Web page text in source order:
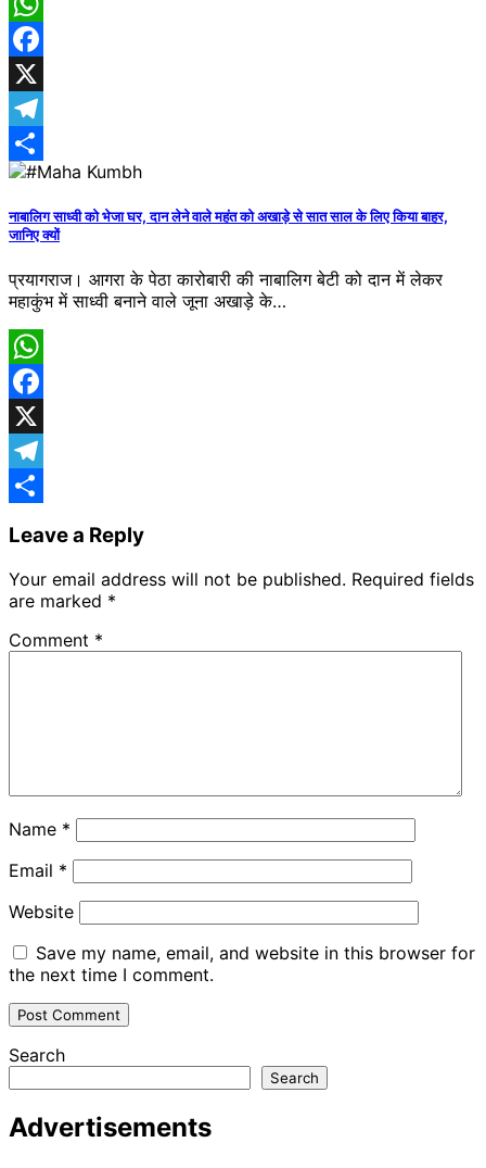
WhatsApp
Facebook
X
Telegram
Share
नाबालिग साध्वी को भेजा घर, दान लेने वाले महंत को अखाड़े से सात साल के लिए किया बाहर,
जानिए क्यों
प्रयागराज। आगरा के पेठा कारोबारी की नाबालिग बेटी को दान में लेकर
महाकुंभ में साध्वी बनाने वाले जूना अखाड़े के…
WhatsApp
Facebook
X
Telegram
Leave a Reply
Your email address will not be published. Required fields
are marked *
Comment *
Name *
Email *
Website
Save my name, email, and website in this browser for
the next time I comment.
Search
Search
Advertisements